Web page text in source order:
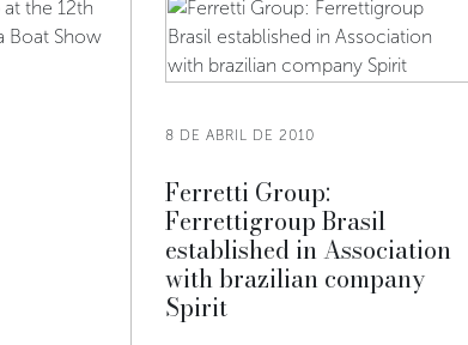
8 DE ABRIL DE 2010
Ferretti Group:
Ferrettigroup Brasil
established in Association
with brazilian company
Spirit